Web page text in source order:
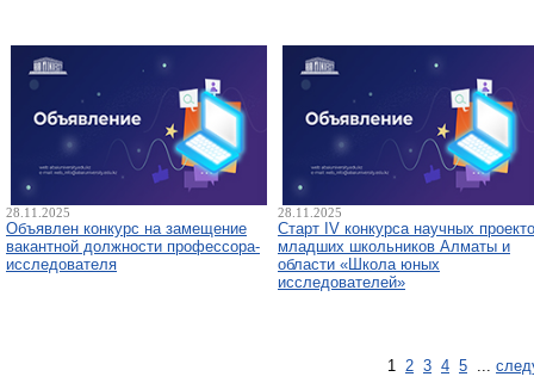
28.11.2025
Объявлен конкурс на замещение
вакантной должности профессора-
исследователя
28.11.2025
Старт IV конкурса научных
младших школьников Алматы и
области «Школа юных
исследователей»
1 2 3 4 5 ...